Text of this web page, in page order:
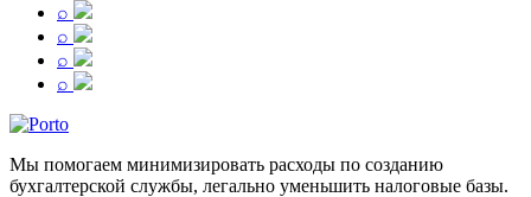
⌕
⌕
⌕
⌕
Мы помогаем минимизировать расходы по созданию
бухгалтерской службы, легально уменьшить налоговые базы.